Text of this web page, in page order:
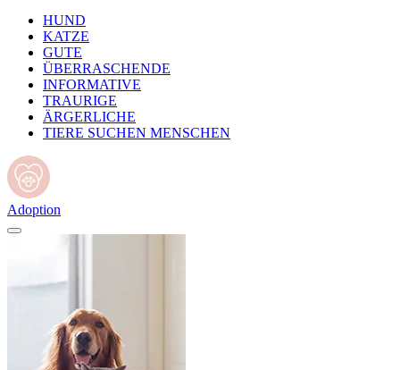
HUND
KATZE
GUTE
ÜBERRASCHENDE
INFORMATIVE
TRAURIGE
ÄRGERLICHE
TIERE SUCHEN MENSCHEN
Adoption